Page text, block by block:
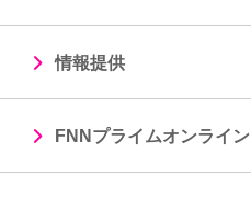
情報提供
FNNプライムオンライン